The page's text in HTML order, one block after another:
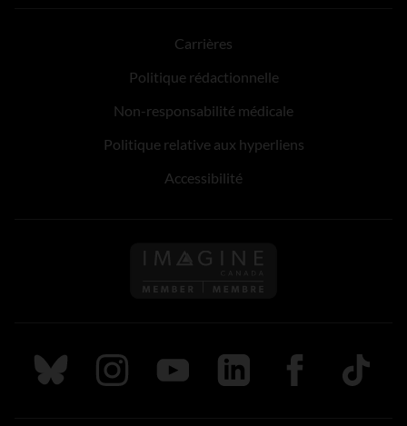
Carrières
Politique rédactionnelle
Non-responsabilité médicale
Politique relative aux hyperliens
Accessibilité
Suivez nous sur Bluesky
Suivez nous sur Instagram
Suivez nous sur Youtube
Suivez nous sur LinkedIn
Suivez nous sur
TikTok